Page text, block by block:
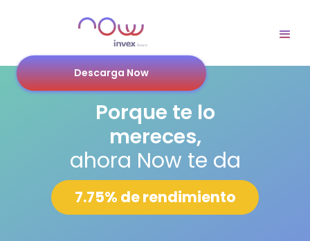
Descarga Now
Porque te lo
mereces,
ahora Now te da
7.75% de rendimiento